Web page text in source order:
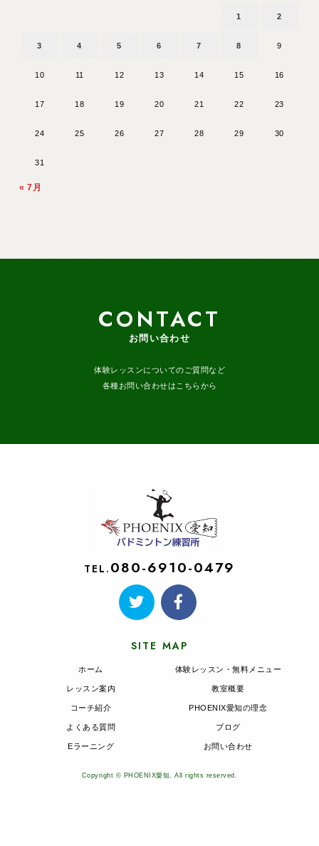
1 2
3 4 5 6 7 8 9
10 11 12 13 14 15 16
17 18 19 20 21 22 23
24 25 26 27 28 29 30
31
« 7月
CONTACT
お問い合わせ
体験レッスンについてのご質問など
各種お問い合わせはこちらから
TEL. 080-6910-0479
SITE MAP
ホーム
レッスン案内
コーチ紹介
よくある質問
Eラーニング
体験レッスン・無料メニュー
教室概要
PHOENIX愛知の理念
ブログ
お問い合わせ
Copyright © PHOENIX愛知. All rights reserved.